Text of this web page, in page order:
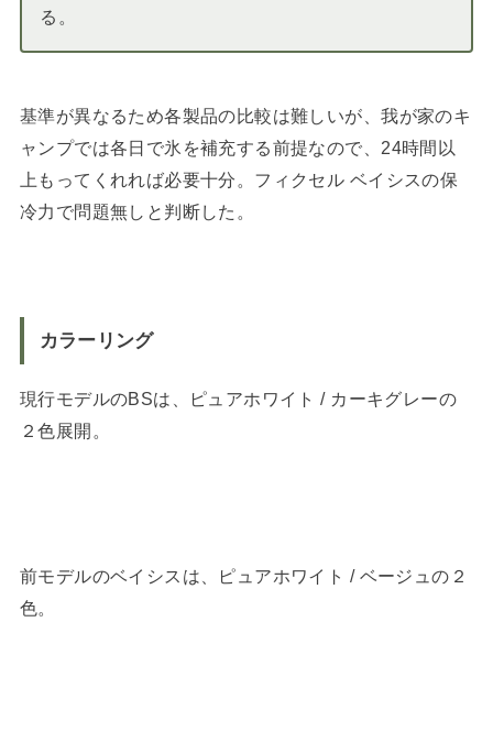
る。
基準が異なるため各製品の比較は難しいが、我が家のキ
ャンプでは各日で氷を補充する前提なので、24時間以
上もってくれれば必要十分。フィクセル ベイシスの保
冷力で問題無しと判断した。
カラーリング
現行モデルのBSは、ピュアホワイト / カーキグレーの
２色展開。
前モデルのベイシスは、ピュアホワイト / ベージュの２
色。